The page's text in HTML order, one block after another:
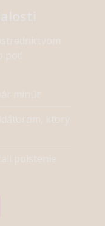
minút
ktorý
poistenie